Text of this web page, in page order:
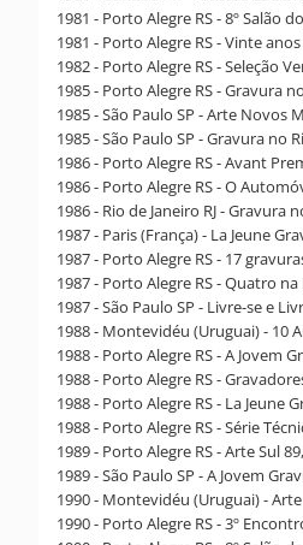
1981 - Porto Alegre RS - 8º Salão
1981 - Porto Alegre RS - Vinte
1982 - Porto Alegre RS - Seleção
1985 - Porto Alegre RS - Gravura
1985 - São Paulo SP - Arte Novos
1985 - São Paulo SP - Gravura no
1986 - Porto Alegre RS - Avant
1986 - Porto Alegre RS - O
1986 - Rio de Janeiro RJ -
1987 - Paris (França) - La Jeune
1987 - Porto Alegre RS - 17
1987 - Porto Alegre RS - Quatro
1987 - São Paulo SP - Livre-se e
1988 - Montevidéu (Uruguai) - 10
1988 - Porto Alegre RS - A Jovem
1988 - Porto Alegre RS -
1988 - Porto Alegre RS - La
1988 - Porto Alegre RS - Série
1989 - Porto Alegre RS - Arte Sul
1989 - São Paulo SP - A Jovem
1990 - Montevidéu (Uruguai) -
1990 - Porto Alegre RS - 3º